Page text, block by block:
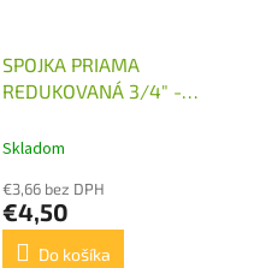
SPOJKA PRIAMA
REDUKOVANÁ 3/4" -
Skladom
€3,66 bez DPH
€4,50
Do košíka